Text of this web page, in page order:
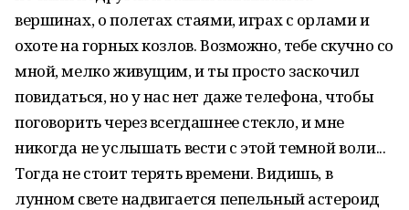
вершинах, о полетах стаями, играх с орлами и
охоте на горных козлов. Возможно, тебе скучно со
мной, мелко живущим, и ты просто заскочил
повидаться, но у нас нет даже телефона, чтобы
поговорить через всегдашнее стекло, и мне
никогда не услышать вести с этой темной воли...
Тогда не стоит терять времени. Видишь, в
лунном свете надвигается пепельный астероид